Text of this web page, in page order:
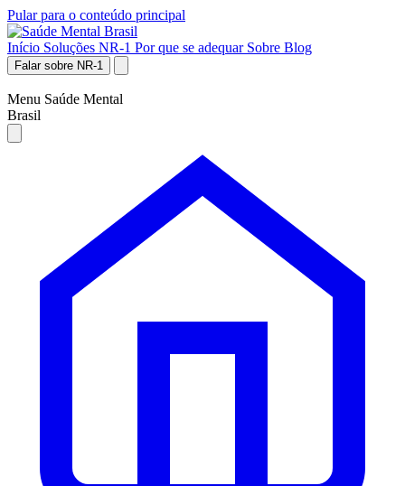
Pular para o conteúdo principal
Início Soluções NR-1 Por que se adequar Sobre Blog
Falar sobre NR-1
Menu Saúde Mental
Brasil